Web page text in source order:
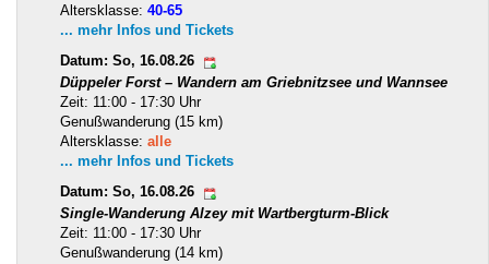
Altersklasse: 40-65
... mehr Infos und Tickets
Datum: So, 16.08.26
Düppeler Forst – Wandern am Griebnitzsee und Wannsee
Zeit: 11:00 - 17:30 Uhr
Genußwanderung (15 km)
Altersklasse: alle
... mehr Infos und Tickets
Datum: So, 16.08.26
Single-Wanderung Alzey mit Wartbergturm-Blick
Zeit: 11:00 - 17:30 Uhr
Genußwanderung (14 km)